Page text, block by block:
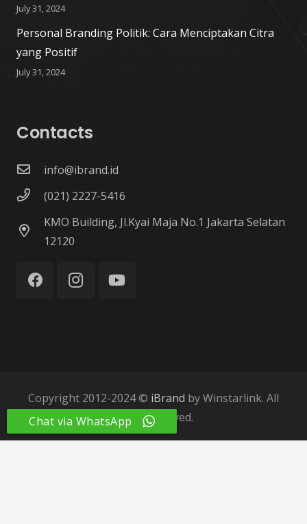
July 31, 2024
Personal Branding Politik: Cara Menciptakan Citra
yang Positif
July 31, 2024
Contacts
info@ibrand.id
(021) 2227-5416
KMO Building, Jl.Kyai Maja No.1 Jakarta Selatan
12120
Copyright 2012-2024 © iBrand by Winstarlink. All
Right Reserved.
Chat via WhatsApp